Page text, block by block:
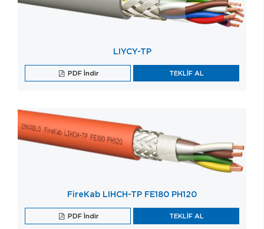
LIYCY-TP
PDF İndir TEKLİF AL
FireKab LIHCH-TP FE180 PH120
PDF İndir TEKLİF AL